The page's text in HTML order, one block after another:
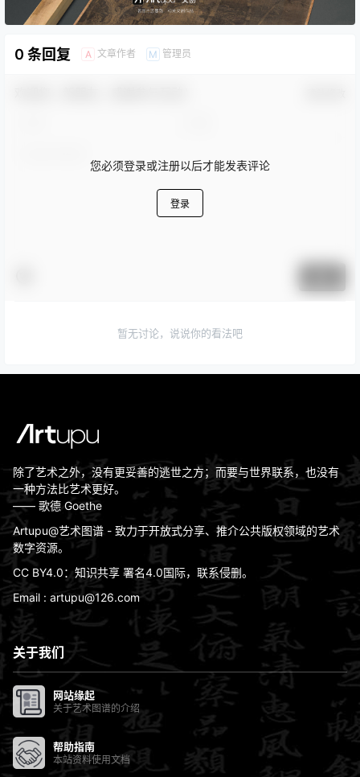
0 条回复 A 文章作者 M 管理员
您必须登录或注册以后才能发表评论
登录
暂无讨论，说说你的看法吧
除了艺术之外，没有更妥善的逃世之方；而要与世界联系，也没有
一种方法比艺术更好。
—— 歌德 Goethe
Artupu@艺术图谱 - 致力于开放式分享、推介公共版权领域的艺术
数字资源。
CC BY4.0：知识共享 署名4.0国际，联系侵删。
Email : artupu@126.com
关于我们
网站缘起
关于艺术图谱的介绍
帮助指南
本站资料使用文档